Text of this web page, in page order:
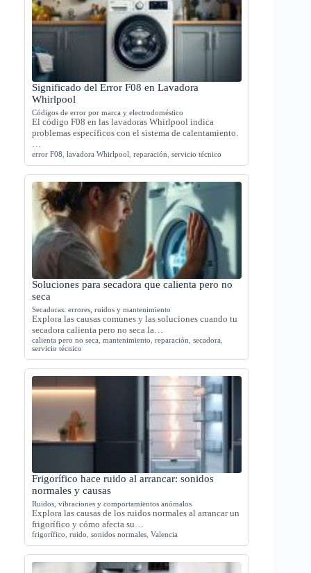
Significado del Error F08 en Lavadora
Whirlpool
Códigos de error por marca y electrodoméstico
El código F08 en las lavadoras Whirlpool indica
problemas específicos con el sistema de calentamiento.
error F08 lavadora Whirlpool reparación servicio técnico
Soluciones para secadora que calienta pero no
seca
Secadoras: errores, ruidos y mantenimiento
Explora las causas comunes y las soluciones cuando tu
secadora calienta pero no seca la…
calienta pero no seca mantenimiento reparación secadora
servicio técnico
Frigorífico hace ruido al arrancar: sonidos
normales y causas
Ruidos, vibraciones y comportamientos anómalos
Explora las causas de los ruidos normales al arrancar un
frigorífico y cómo afecta su…
frigorífico ruido sonidos normales Valencia